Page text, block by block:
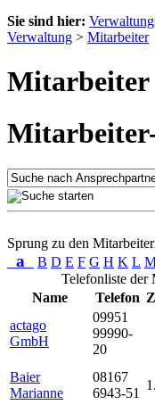
Sie sind hier:
Verwaltung > Mitarbeiter
Mitarbeiter
Sprung zu den
a B D E F G H K L
Telefonliste der
Name
Telefon
actago
GmbH
09951
99990-
20
Baier
Marianne
08167
6943-51